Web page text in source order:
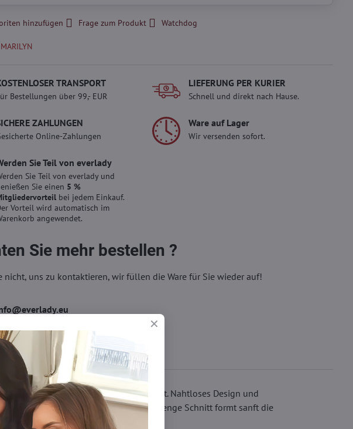
hinzufügen Frage zum Produkt Watchdog
MARILYN
TRANSPORT
Bestellungen über 99,- EUR
LIEFERUNG PER KURIER
Schnell und direkt nach Hause.
ZAHLUNGEN
Online-Zahlungen
Ware auf Lager
Wir versenden sofort.
Sie Teil von everlady
Sie Teil von everlady und
Sie einen 5 %
bei jedem Einkauf.
Vorteil wird automatisch im
angewendet.
Sie mehr bestellen ?
nicht, uns zu kontaktieren, wir füllen die Ware für Sie wieder auf!
Diskussion
und einen femininen Charakter verleiht. Nahtloses Design und
erhöhen die Haltbarkeit und der enge Schnitt formt sanft die